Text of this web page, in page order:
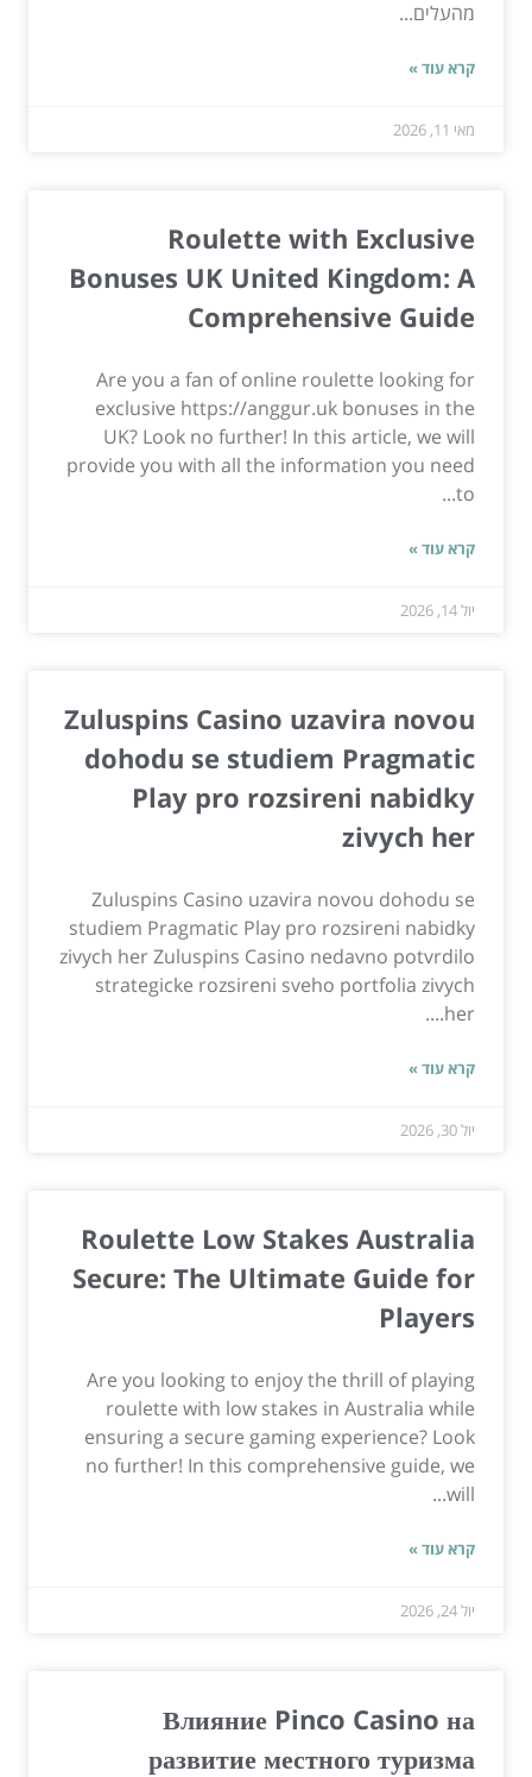
מהעלים...
קרא עוד »
מאי 11, 2026
Roulette with Exclusive
Bonuses UK United Kingdom: A
Comprehensive Guide
Are you a fan of online roulette looking for
exclusive https://anggur.uk bonuses in the
UK? Look no further! In this article, we will
provide you with all the information you need
to...
קרא עוד »
יול 14, 2026
Zuluspins Casino uzavira novou
dohodu se studiem Pragmatic
Play pro rozsireni nabidky
zivych her
Zuluspins Casino uzavira novou dohodu se
studiem Pragmatic Play pro rozsireni nabidky
zivych her Zuluspins Casino nedavno potvrdilo
strategicke rozsireni sveho portfolia zivych
her....
קרא עוד »
יול 30, 2026
Roulette Low Stakes Australia
Secure: The Ultimate Guide for
Players
Are you looking to enjoy the thrill of playing
roulette with low stakes in Australia while
ensuring a secure gaming experience? Look
no further! In this comprehensive guide, we
will...
קרא עוד »
יול 24, 2026
Влияние Pinco Casino на
развитие местного туризма